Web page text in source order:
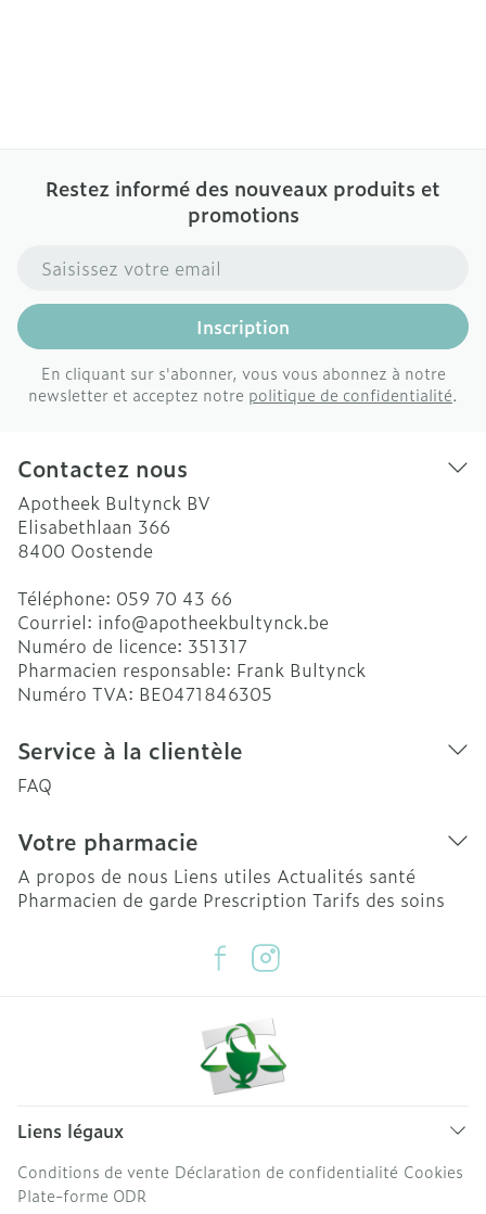
Restez informé des nouveaux produits et
promotions
Adresse mail
Inscription
En cliquant sur s'abonner, vous vous abonnez à notre
newsletter et acceptez notre politique de confidentialité.
Contactez nous
Apotheek Bultynck BV
Elisabethlaan 366
8400 Oostende
Téléphone: 059 70 43 66
Courriel: info@apotheekbultynck.be
Numéro de licence: 351317
Pharmacien responsable: Frank Bultynck
Numéro TVA: BE0471846305
Service à la clientèle
FAQ
Votre pharmacie
A propos de nous Liens utiles Actualités santé
Pharmacien de garde Prescription Tarifs des soins
Liens légaux
Conditions de vente Déclaration de confidentialité Cookies
Plate-forme ODR